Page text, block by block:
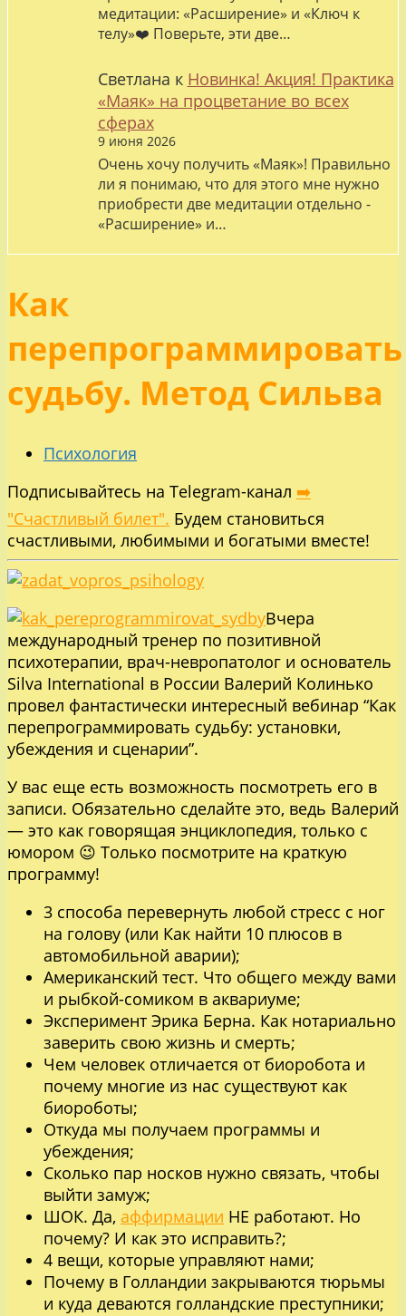
медитации: «Расширение» и «Ключ к
телу»❤️ Поверьте, эти две…
Светлана к Новинка! Акция! Практика
«Маяк» на процветание во всех
сферах
9 июня 2026
Очень хочу получить «Маяк»! Правильно
ли я понимаю, что для этого мне нужно
приобрести две медитации отдельно -
«Расширение» и…
Как
перепрограммировать
судьбу. Метод Сильва
Психология
Подписывайтесь на Telegram-канал ➡️
"Счастливый билет". Будем становиться
счастливыми, любимыми и богатыми вместе!
Вчера
международный тренер по позитивной
психотерапии, врач-невропатолог и основатель
Silva International в России Валерий Колинько
провел фантастически интересный вебинар “Как
перепрограммировать судьбу: установки,
убеждения и сценарии”.
У вас еще есть возможность посмотреть его в
записи. Обязательно сделайте это, ведь Валерий
— это как говорящая энциклопедия, только с
юмором 😉 Только посмотрите на краткую
программу!
3 способа перевернуть любой стресс с ног
на голову (или Как найти 10 плюсов в
автомобильной аварии);
Американский тест. Что общего между вами
и рыбкой-сомиком в аквариуме;
Эксперимент Эрика Берна. Как нотариально
заверить свою жизнь и смерть;
Чем человек отличается от биоробота и
почему многие из нас существуют как
биороботы;
Откуда мы получаем программы и
убеждения;
Сколько пар носков нужно связать, чтобы
выйти замуж;
ШОК. Да, аффирмации НЕ работают. Но
почему? И как это исправить?;
4 вещи, которые управляют нами;
Почему в Голландии закрываются тюрьмы
и куда деваются голландские преступники;